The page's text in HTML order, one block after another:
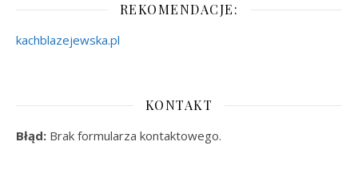
REKOMENDACJE:
kachblazejewska.pl
KONTAKT
Błąd: Brak formularza kontaktowego.